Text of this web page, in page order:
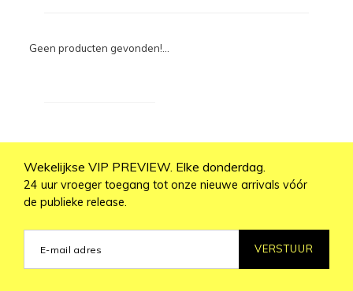
Geen producten gevonden!...
Wekelijkse VIP PREVIEW. Elke donderdag.
24 uur vroeger toegang tot onze nieuwe arrivals vóór
de publieke release.
VERSTUUR